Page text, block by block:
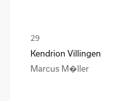
Kendrion Villingen
Marcus M�ller